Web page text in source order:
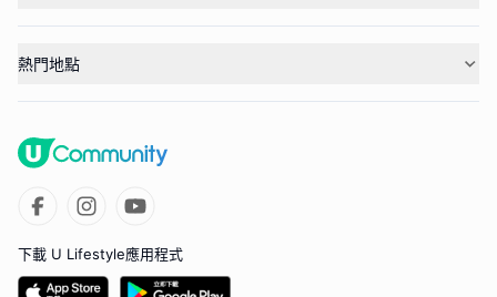
熱門地點
下載 U Lifestyle應用程式